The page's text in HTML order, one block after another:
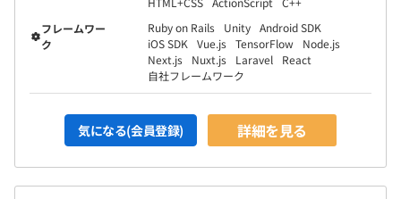
フレームワー
ク
Ruby on Rails Unity Android SDK
iOS SDK
Vue.js TensorFlow
Node.js
Next.js
Nuxt.js Laravel
React
自社フレームワーク
気になる(会員登録) 詳細を見る